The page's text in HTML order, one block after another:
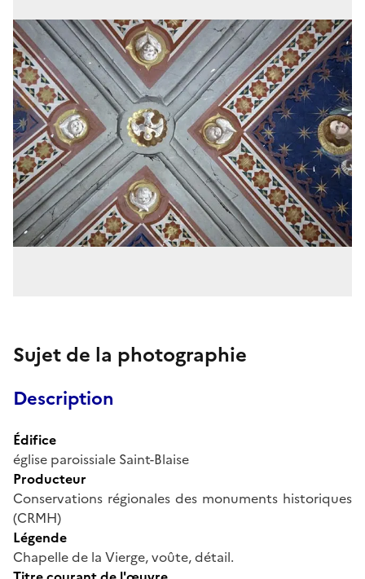
Sujet de la photographie
Description
Édifice
église paroissiale Saint-Blaise
Producteur
Conservations régionales des monuments historiques
(CRMH)
Légende
Chapelle de la Vierge, voûte, détail.